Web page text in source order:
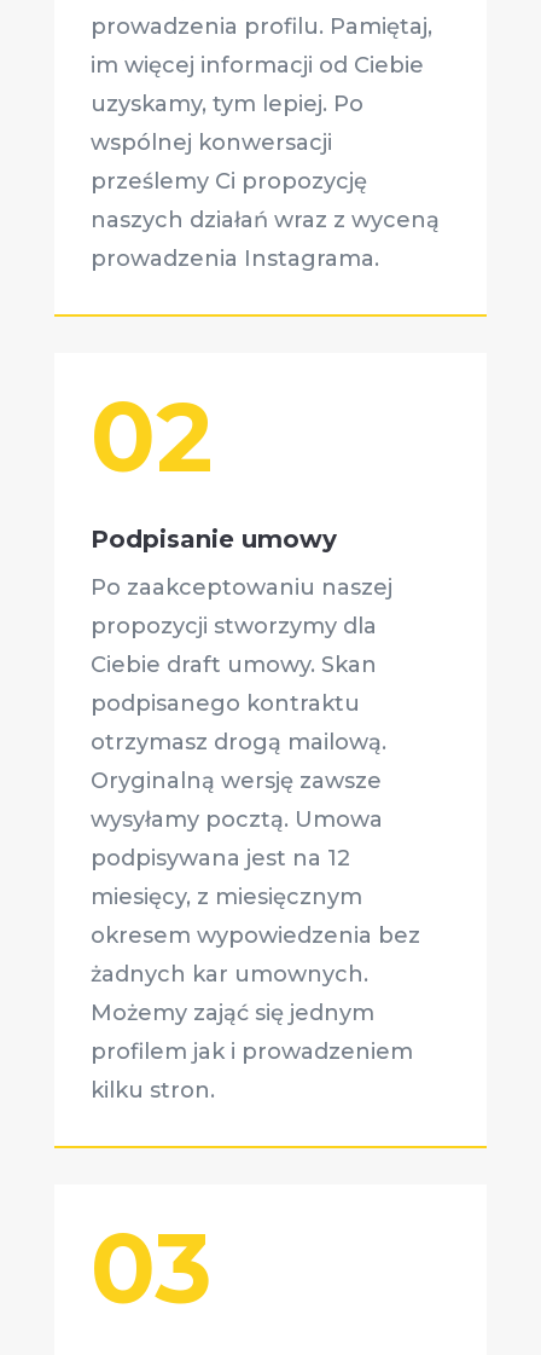
prowadzenia profilu. Pamiętaj,
im więcej informacji od Ciebie
uzyskamy, tym lepiej. Po
wspólnej konwersacji
prześlemy Ci propozycję
naszych działań wraz z wyceną
prowadzenia Instagrama.
02
Podpisanie umowy
Po zaakceptowaniu naszej
propozycji stworzymy dla
Ciebie draft umowy. Skan
podpisanego kontraktu
otrzymasz drogą mailową.
Oryginalną wersję zawsze
wysyłamy pocztą. Umowa
podpisywana jest na 12
miesięcy, z miesięcznym
okresem wypowiedzenia bez
żadnych kar umownych.
Możemy zająć się jednym
profilem jak i prowadzeniem
kilku stron.
03